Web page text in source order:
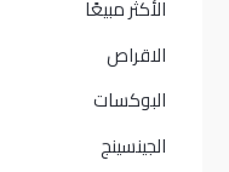
الأكثر مبيعًا​
الاقراص
البوكسات
الجينسينج